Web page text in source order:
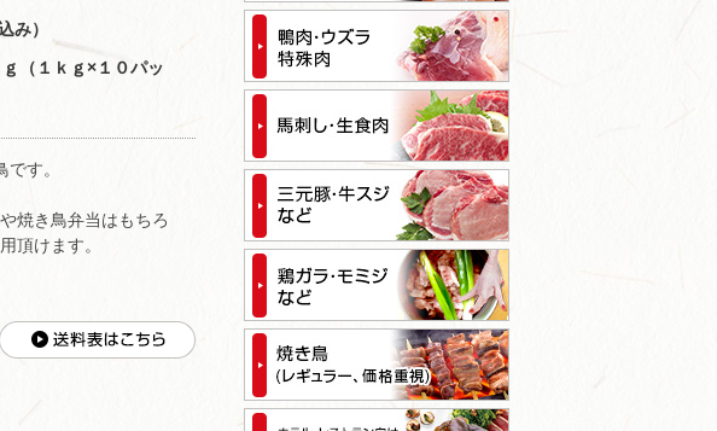
み）
（１ｋｇ×１０パッ
す。
焼き鳥弁当はもちろ
頂けます。